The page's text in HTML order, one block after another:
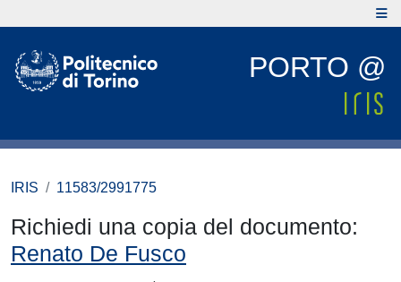
PORTO @
IRIS 11583/2991775
Richiedi una copia del documento:
Renato De Fusco